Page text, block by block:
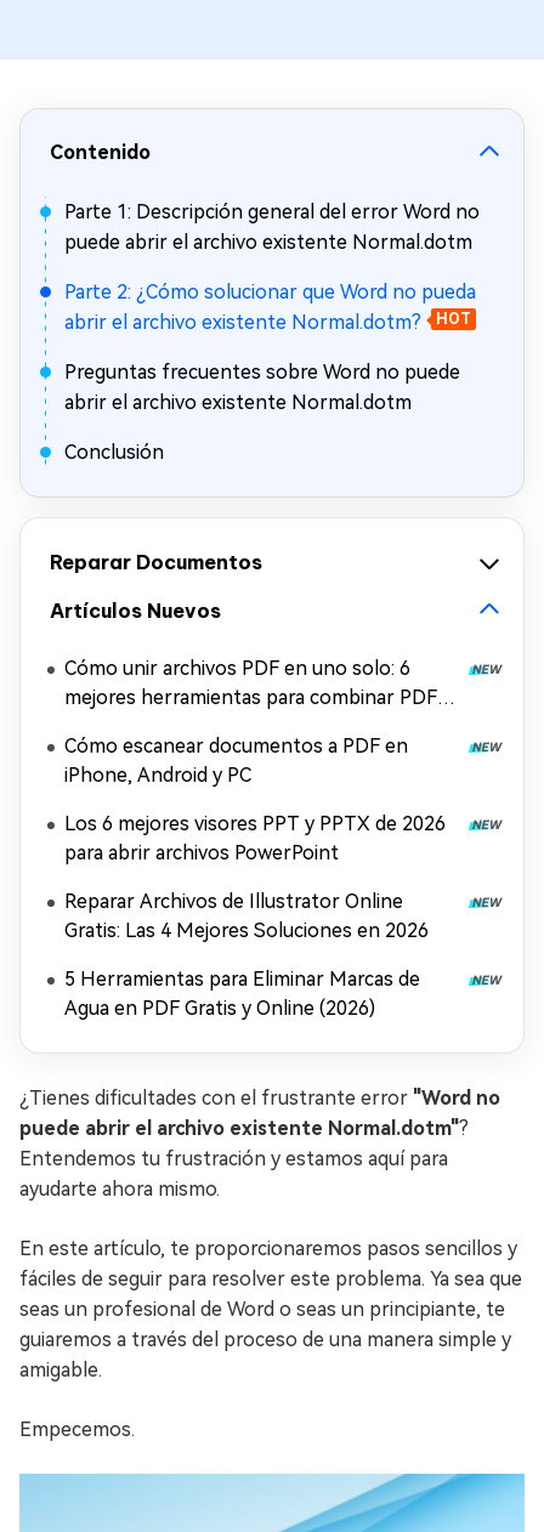
Contenido
Parte 1: Descripción general del error Word no
puede abrir el archivo existente Normal.dotm
Parte 2: ¿Cómo solucionar que Word no pueda
abrir el archivo existente Normal.dotm?
HOT
Preguntas frecuentes sobre Word no puede
abrir el archivo existente Normal.dotm
Conclusión
Reparar Documentos
Artículos Nuevos
Cómo unir archivos PDF en uno solo: 6
mejores herramientas para combinar PDF
Cómo escanear documentos a PDF en
iPhone, Android y PC
Los 6 mejores visores PPT y PPTX de 2026
para abrir archivos PowerPoint
Reparar Archivos de Illustrator Online
Gratis: Las 4 Mejores Soluciones en 2026
5 Herramientas para Eliminar Marcas de
Agua en PDF Gratis y Online (2026)
¿Tienes dificultades con el frustrante error "Word no
puede abrir el archivo existente Normal.dotm"?
Entendemos tu frustración y estamos aquí para
ayudarte ahora mismo.
En este artículo, te proporcionaremos pasos sencillos y
fáciles de seguir para resolver este problema. Ya sea que
seas un profesional de Word o seas un principiante, te
guiaremos a través del proceso de una manera simple y
amigable.
Empecemos.